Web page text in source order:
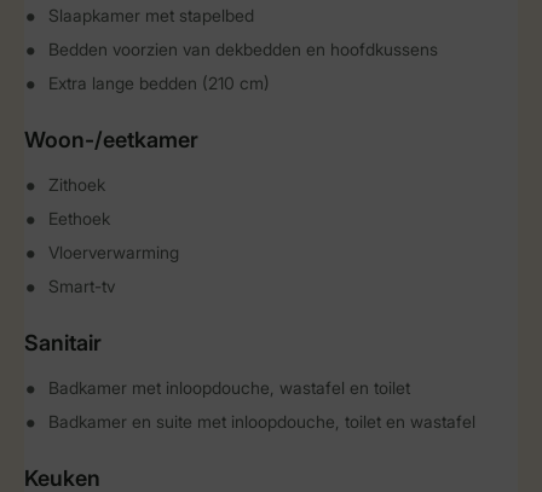
Slaapkamer met stapelbed
Bedden voorzien van dekbedden en hoofdkussens
Extra lange bedden (210 cm)
Woon-/eetkamer
Zithoek
Eethoek
Vloerverwarming
Smart-tv
Sanitair
Badkamer met inloopdouche, wastafel en toilet
Badkamer en suite met inloopdouche, toilet en wastafel
Keuken